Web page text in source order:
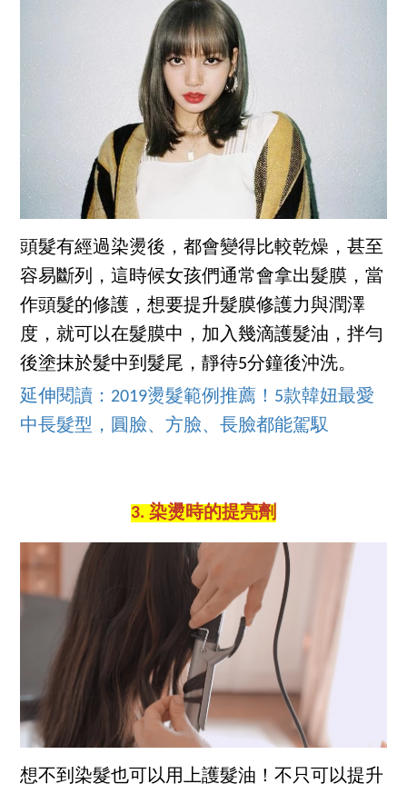
頭髮有經過染燙後，都會變得比較乾燥，甚至
容易斷列，這時候女孩們通常會拿出髮膜，當
作頭髮的修護，想要提升髮膜修護力與潤澤
度，就可以在髮膜中，加入幾滴護髮油，拌勻
後塗抹於髮中到髮尾，靜待5分鐘後沖洗。
延伸閱讀：2019燙髮範例推薦！5款韓妞最愛
中長髮型，圓臉、方臉、長臉都能駕馭
3. 染燙時的提亮劑
想不到染髮也可以用上護髮油！不只可以提升